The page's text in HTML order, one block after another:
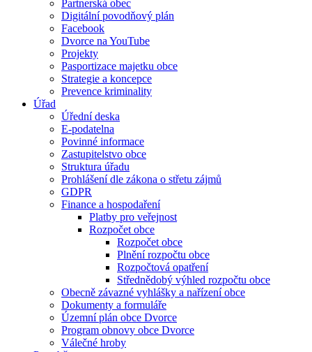
Partnerská obec
Digitální povodňový plán
Facebook
Dvorce na YouTube
Projekty
Pasportizace majetku obce
Strategie a koncepce
Prevence kriminality
Úřad
Úřední deska
E-podatelna
Povinné informace
Zastupitelstvo obce
Struktura úřadu
Prohlášení dle zákona o střetu zájmů
GDPR
Finance a hospodaření
Platby pro veřejnost
Rozpočet obce
Rozpočet obce
Plnění rozpočtu obce
Rozpočtová opatření
Střednědobý výhled rozpočtu obce
Obecně závazné vyhlášky a nařízení obce
Dokumenty a formuláře
Územní plán obce Dvorce
Program obnovy obce Dvorce
Válečné hroby